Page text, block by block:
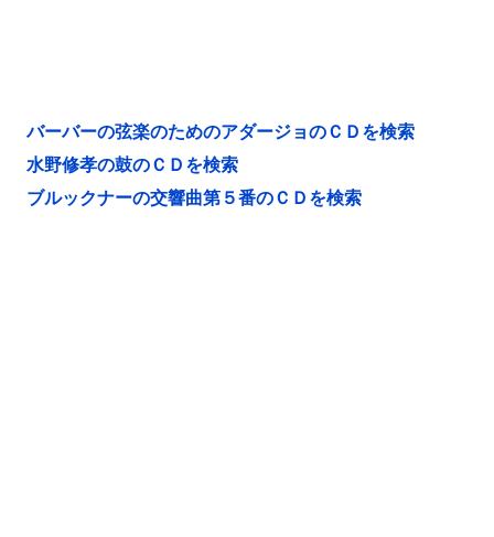
バーバーの弦楽のためのアダージョのＣＤを検索
水野修孝の鼓のＣＤを検索
ブルックナーの交響曲第５番のＣＤを検索